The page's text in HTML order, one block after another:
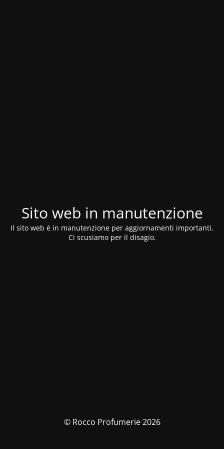
Sito web in manutenzione
Il sito web è in manutenzione per aggiornamenti importanti.
Ci scusiamo per il disagio.
© Rocco Profumerie 2026